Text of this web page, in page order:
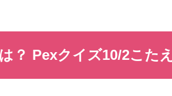
？ Pexクイズ10/2こたえ